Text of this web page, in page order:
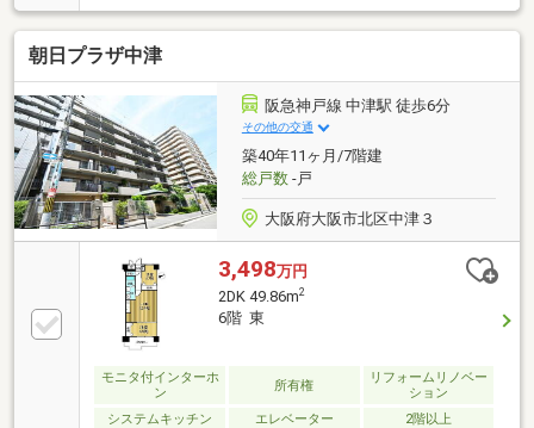
ンでお料理も楽々
朝日プラザ中津
阪急神戸線 中津駅 徒歩6分
その他の交通
築40年11ヶ月/7階建
総戸数-戸
大阪府大阪市北区中津３
3,498万円
2DK 49.86m2
6階 東
モニタ付インターホ
ン
所有権
リフォームリノベー
ション
システムキッチン
エレベーター 2階以上